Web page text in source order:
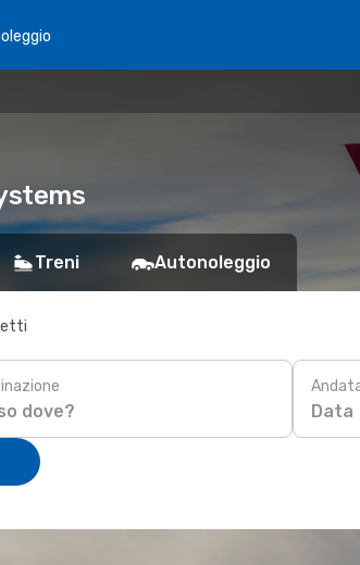
Treni Autonoleggio
Data